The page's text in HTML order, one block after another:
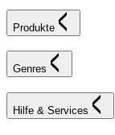
Produkte
Genres
Hilfe & Services